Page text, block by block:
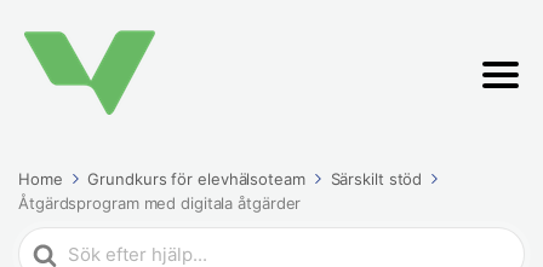
Home Grundkurs för elevhälsoteam
Särskilt stöd
Åtgärdsprogram med digitala åtgärder
Search